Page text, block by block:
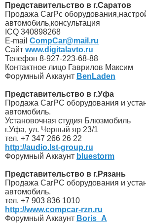
Представительство в г.Саратов
Продажа CarPc
автомобиль,консультация
ICQ 340898268
E-mail CompCar@mail.ru
Сайт www.digitalavto.ru
Телефон 8-927-223-68-88
Контактное лицо Гаврилов Максим
Форумный Аккаунт BenLaden
Представительство в г.Уфа
Продажа CarPС оборудования и
автомобиль.
Установочная студия Блюзмобиль
г.Уфа, ул. Черный яр 23/1
тел. +7 347 266 26 22
http://audio.lst-group.ru
Форумный Аккаунт bluestorm
Представительство в г.Рязань
Продажа CarPС оборудования и
автомобиль.
тел. +7 903 836 1010
http://www.compcar-rzn.ru
Форумный Аккаунт Boris_A